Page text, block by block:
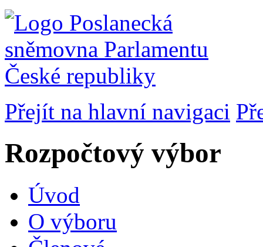
Přejít na hlavní navigaci
Rozpočtový výbor
Úvod
O výboru